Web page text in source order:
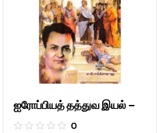
ஐரோப்பியத் தத்துவ இயல் –
0